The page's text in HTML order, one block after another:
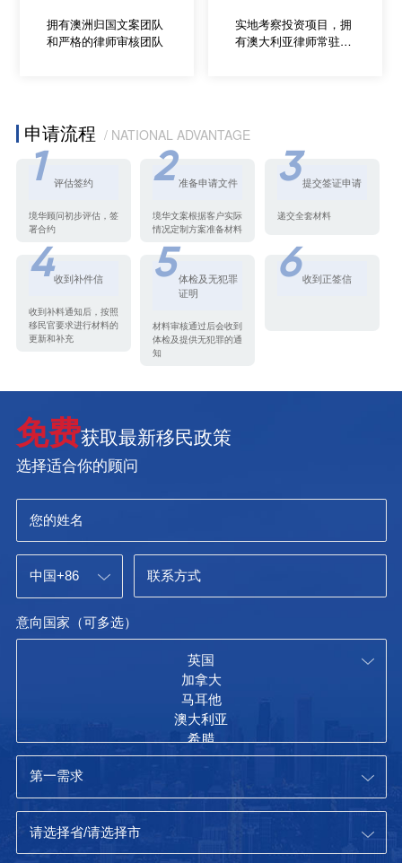
拥有澳洲归国文案团队
和严格的律师审核团队
实地考察投资项目，拥
有澳大利亚律师常驻公
申请流程 / NATIONAL ADVANTAGE
1 评估签约
境华顾问初步评估，签
署合约
2 准备申请文件
境华文案根据客户实际
情况定制方案准备材料
3 提交签证申请
递交全套材料
4收到补件信
收到补料通知后，按照
移民官要求进行材料的
更新和补充
5 体检及无犯罪
证明
材料审核通过后会收到
体检及提供无犯罪的通
知
6 收到正签信
免费获取最新移民政策
选择适合你的顾问
意向国家（可多选）